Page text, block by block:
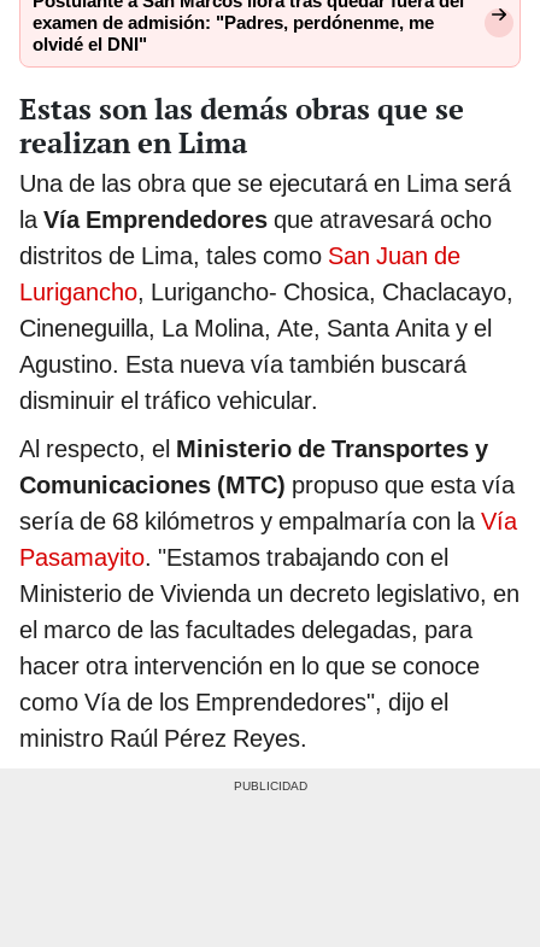
examen de admisión: "Padres, perdónenme, me
olvidé el DNI"
Estas son las demás obras que se
realizan en Lima
Una de las obra que se ejecutará en Lima será
laVía Emprendedores que atravesará ocho
distritos de Lima, tales como San Juan de
Lurigancho, Lurigancho- Chosica, Chaclacayo,
Cineneguilla, La Molina, Ate, Santa Anita y el
Agustino. Esta nueva vía también buscará
disminuir el tráfico vehicular.
Al respecto, el Ministerio de Transportes y
Comunicaciones (MTC) propuso que esta vía
sería de 68 kilómetros y empalmaría con laVía
Pasamayito. "Estamos trabajando con el
Ministerio de Vivienda un decreto legislativo, en
el marco de las facultades delegadas, para
hacer otra intervención en lo que se conoce
como Vía de los Emprendedores", dijo el
ministro Raúl Pérez Reyes.